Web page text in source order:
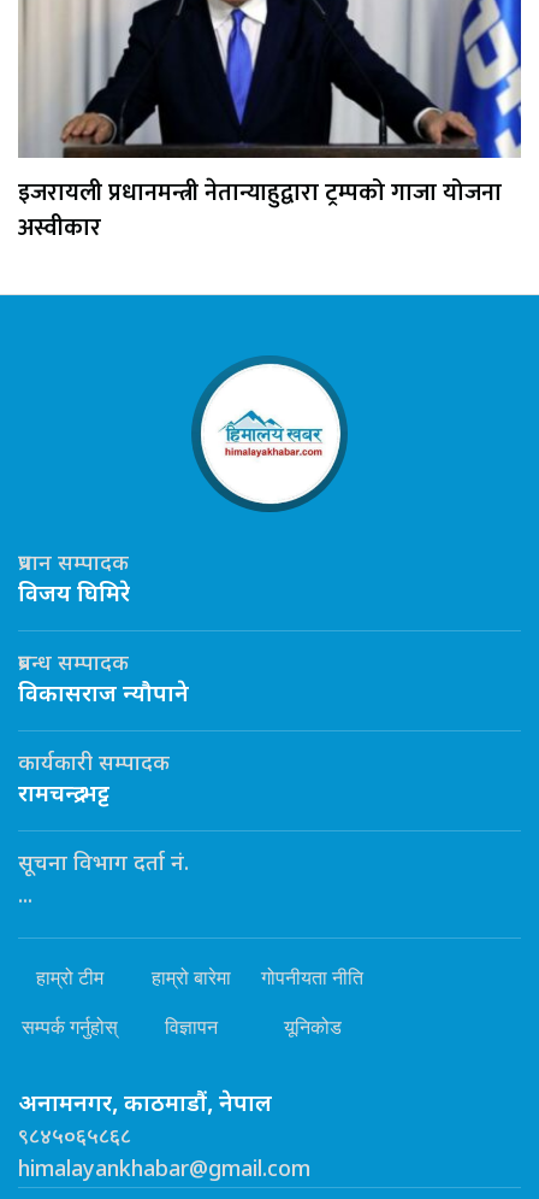
इजरायली प्रधानमन्त्री नेतान्याहुद्वारा ट्रम्पको गाजा योजना
अस्वीकार
प्रधान सम्पादक
विजय घिमिरे
प्रबन्ध सम्पादक
विकासराज न्यौपाने
कार्यकारी सम्पादक
रामचन्द्र भट्ट
सूचना विभाग दर्ता नं.
...
हाम्रो टीम हाम्रो बारेमा गोपनीयता नीति
सम्पर्क गर्नुहोस् विज्ञापन यूनिकोड
अनामनगर, काठमाडौं, नेपाल
९८४५०६५८६८
himalayankhabar@gmail.com